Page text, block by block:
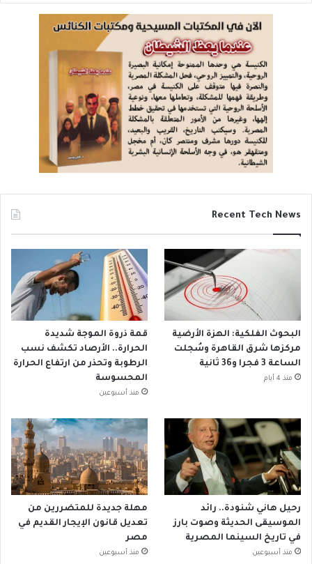
Recent Tech News
البحوث الفلكية: الهزة الأرضية
مركزها شرق القاهرة وسُجلت
الساعة 3 فجرا و36 ثانية
منذ 4 أيام
قمة ذروة الموجة شديدة
الحرارة.. الأرصاد تكشف نسب
الرطوبة وتحذر من ارتفاع الحرارة
المحسوسة
منذ أسبوعين
رحيل هاني شنودة.. رائد
الموسيقى الحديثة وصوت بارز
في تاريخ السينما المصرية
منذ أسبوعين
مهلة جديدة للمتضررين من
تعديل قانون الإيجار القديم في
مصر
منذ أسبوعين